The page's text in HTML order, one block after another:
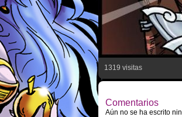
1319 visitas
Comentarios
Aún no se ha escrito